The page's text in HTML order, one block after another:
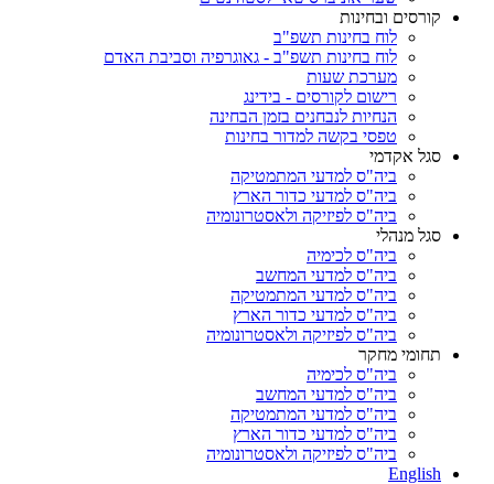
קורסים ובחינות
לוח בחינות תשפ"ב
לוח בחינות תשפ"ב - גאוגרפיה וסביבת האדם
מערכת שעות
רישום לקורסים - בידינג
הנחיות לנבחנים בזמן הבחינה
טפסי בקשה למדור בחינות
סגל אקדמי
ביה"ס למדעי המתמטיקה
ביה"ס למדעי כדור הארץ
ביה"ס לפיזיקה ולאסטרונומיה
סגל מנהלי
ביה"ס לכימיה
ביה"ס למדעי המחשב
ביה"ס למדעי המתמטיקה
ביה"ס למדעי כדור הארץ
ביה"ס לפיזיקה ולאסטרונומיה
תחומי מחקר
ביה"ס לכימיה
ביה"ס למדעי המחשב
ביה"ס למדעי המתמטיקה
ביה"ס למדעי כדור הארץ
ביה"ס לפיזיקה ולאסטרונומיה
English